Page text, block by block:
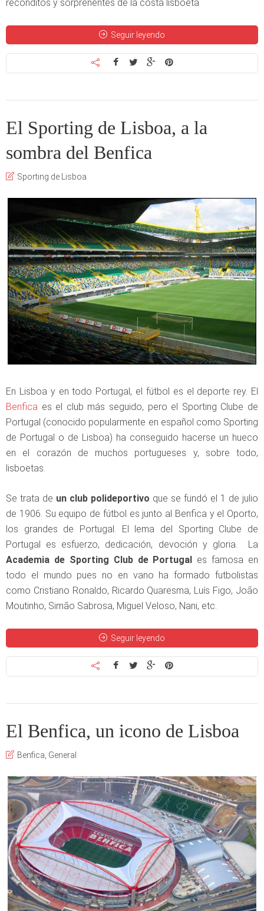
recónditos y sorprenentes de la costa lisboeta
Seguir leyendo
El Sporting de Lisboa, a la
sombra del Benfica
Sporting de Lisboa
En Lisboa y en todo Portugal, el fútbol es el deporte rey. El
Benfica es el club más seguido, pero el Sporting Clube de
Portugal (conocido popularmente en español como Sporting
de Portugal o de Lisboa) ha conseguido hacerse un hueco
en el corazón de muchos portugueses y, sobre todo,
lisboetas.
Se trata de un club polideportivo que se fundó el 1 de julio
de 1906. Su equipo de fútbol es junto al Benfica y el Oporto,
los grandes de Portugal. El lema del Sporting Clube de
Portugal es esfuerzo, dedicación, devoción y gloria. La
Academia de Sporting Club de Portugal es famosa en
todo el mundo pues no en vano ha formado futbolistas
como Cristiano Ronaldo, Ricardo Quaresma, Luís Figo, João
Moutinho, Simão Sabrosa, Miguel Veloso, Nani, etc.
Seguir leyendo
El Benfica, un icono de Lisboa
Benfica General